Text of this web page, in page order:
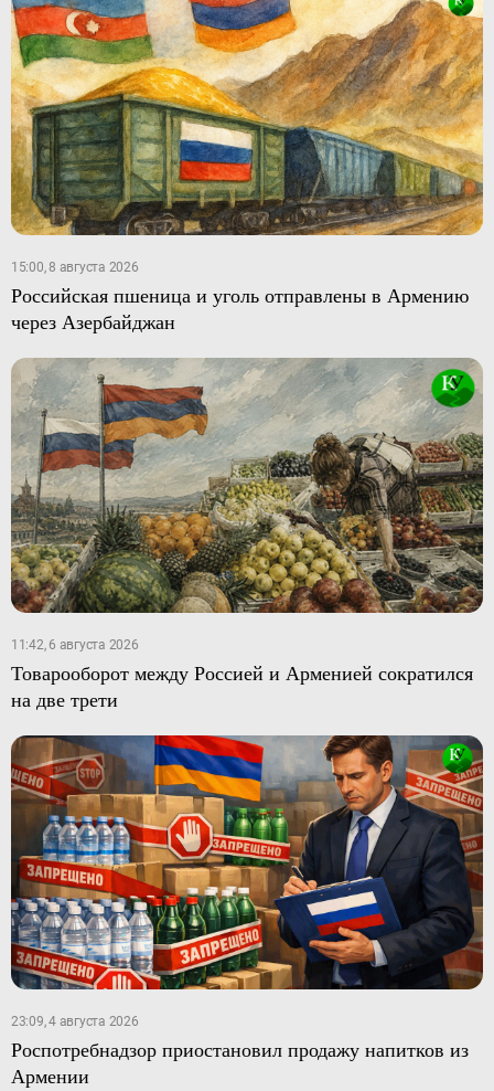
15:00, 8 августа 2026
Российская пшеница и уголь отправлены в Армению
через Азербайджан
11:42, 6 августа 2026
Товарооборот между Россией и Арменией сократился
на две трети
23:09, 4 августа 2026
Роспотребнадзор приостановил продажу напитков из
Армении